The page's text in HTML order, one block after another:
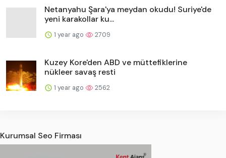
Netanyahu Şara'ya meydan okudu! Suriye'de
yeni karakollar ku...
1 year ago 2709
Kuzey Kore'den ABD ve müttefiklerine
nükleer savaş resti
1 year ago 2562
Kurumsal Seo Firması